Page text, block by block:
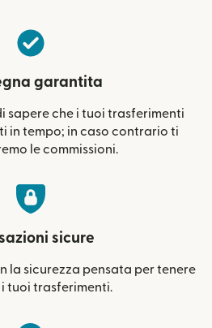
garantita
sapere che i tuoi trasferimenti
in tempo; in caso contrario ti
le commissioni.
sicure
la sicurezza pensata per tenere
tuoi trasferimenti.